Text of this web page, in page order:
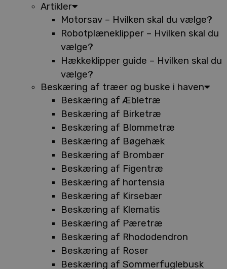
Artikler
Motorsav – Hvilken skal du vælge?
Robotplæneklipper – Hvilken skal du
vælge?
Hækkeklipper guide – Hvilken skal du
vælge?
Beskæring af træer og buske i haven
Beskæring af Æbletræ
Beskæring af Birketræ
Beskæring af Blommetræ
Beskæring af Bøgehæk
Beskæring af Brombær
Beskæring af Figentræ
Beskæring af hortensia
Beskæring af Kirsebær
Beskæring af Klematis
Beskæring af Pæretræ
Beskæring af Rhododendron
Beskæring af Roser
Beskæring af Sommerfuglebusk